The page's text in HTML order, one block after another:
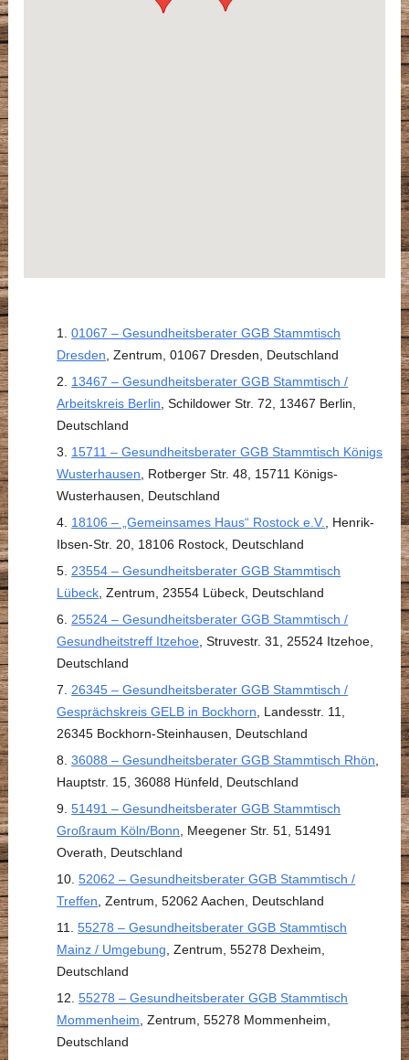
01067 – Gesundheitsberater GGB Stammtisch
Dresden, Zentrum, 01067 Dresden, Deutschland
13467 – Gesundheitsberater GGB Stammtisch /
Arbeitskreis Berlin, Schildower Str. 72, 13467 Berlin,
Deutschland
15711 – Gesundheitsberater GGB Stammtisch Königs
Wusterhausen, Rotberger Str. 48, 15711 Königs-
Wusterhausen, Deutschland
18106 – „Gemeinsames Haus“ Rostock e.V., Henrik-
Ibsen-Str. 20, 18106 Rostock, Deutschland
23554 – Gesundheitsberater GGB Stammtisch
Lübeck, Zentrum, 23554 Lübeck, Deutschland
25524 – Gesundheitsberater GGB Stammtisch /
Gesundheitstreff Itzehoe, Struvestr. 31, 25524 Itzehoe,
Deutschland
26345 – Gesundheitsberater GGB Stammtisch /
Gesprächskreis GELB in Bockhorn, Landesstr. 11,
26345 Bockhorn-Steinhausen, Deutschland
36088 – Gesundheitsberater GGB Stammtisch Rhön,
Hauptstr. 15, 36088 Hünfeld, Deutschland
51491 – Gesundheitsberater GGB Stammtisch
Großraum Köln/Bonn, Meegener Str. 51, 51491
Overath, Deutschland
52062 – Gesundheitsberater GGB Stammtisch /
Treffen, Zentrum, 52062 Aachen, Deutschland
55278 – Gesundheitsberater GGB Stammtisch
Mainz / Umgebung, Zentrum, 55278 Dexheim,
Deutschland
55278 – Gesundheitsberater GGB Stammtisch
Mommenheim, Zentrum, 55278 Mommenheim,
Deutschland